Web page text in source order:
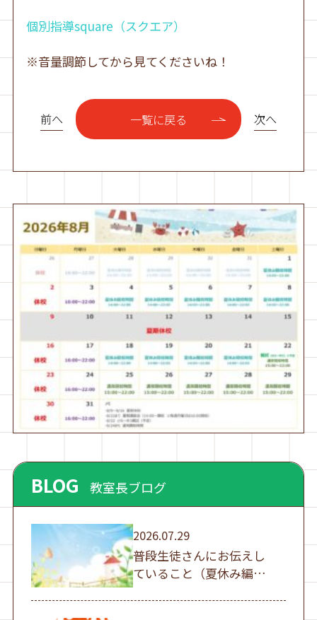
個別指導square（スクエア）
※音量調節してから見てくださいね！
前へ 一覧に戻る 次へ
BLOG 教室長ブログ
2026.07.29
普段生徒さんにお伝えし
ていること（夏休み編
①）